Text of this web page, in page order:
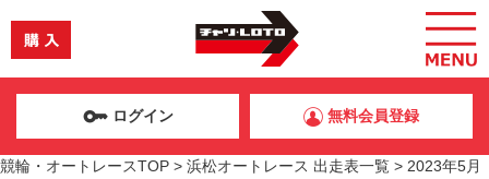
ログイン 無料会員登録
競輪・オートレースTOP > 浜松オートレース 出走表一覧 > 2023年5月